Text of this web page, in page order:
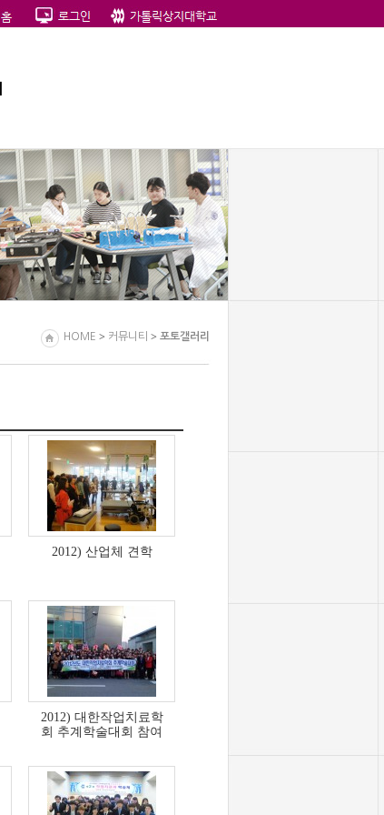
HOME > 커뮤니티 > 포토갤러리
2012) 산업체 견학
2012) 대한작업치료학
회 추계학술대회 참여